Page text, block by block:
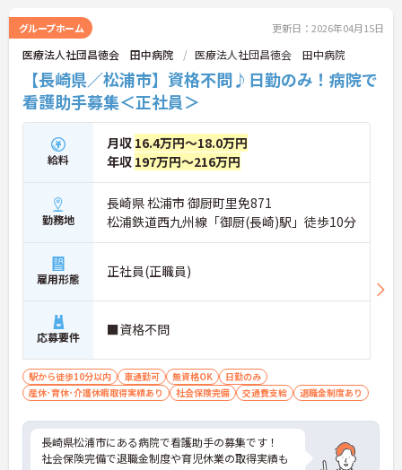
グループホーム 更新日：2026年04月15日
医療法人社団昌徳会 田中病院 医療法人社団昌徳会 田中病院
【長崎県／松浦市】資格不問♪日勤のみ！病院で
看護助手募集＜正社員＞
給料
月収 16.4万円～18.0万円
年収 197万円～216万円
勤務地
長崎県 松浦市 御厨町里免871
松浦鉄道西九州線「御厨(長崎)駅」徒歩10分
雇用形態 正社員(正職員)
応募要件 ■資格不問
駅から徒歩10分以内 車通勤可 無資格OK
日勤のみ
産休･育休･介護休暇取得実績あり
社会保険完備 交通費支給 退職金制度あり
長崎県松浦市にある病院で看護助手の募集です！
社会保険完備で退職金制度や育児休業の取得実績も